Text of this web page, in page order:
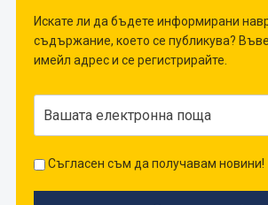
Искате ли да бъдете информирани
съдържание, което се публикува?
имейл адрес и се регистрирайте.
Съгласен съм да получавам новини!